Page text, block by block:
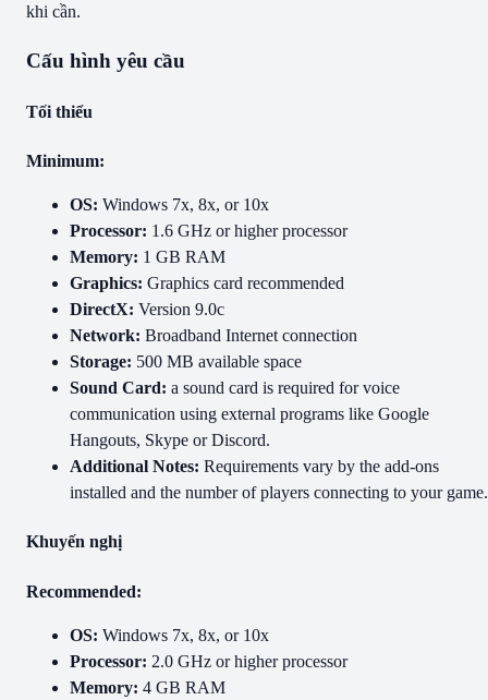
khi cần.
Cấu hình yêu cầu
Tối thiểu
Minimum:
OS: Windows 7x, 8x, or 10x
Processor: 1.6 GHz or higher processor
Memory: 1 GB RAM
Graphics: Graphics card recommended
DirectX: Version 9.0c
Network: Broadband Internet connection
Storage: 500 MB available space
Sound Card: a sound card is required for voice
communication using external programs like Google
Hangouts, Skype or Discord.
Additional Notes: Requirements vary by the add-ons
installed and the number of players connecting to your game.
Khuyến nghị
Recommended:
OS: Windows 7x, 8x, or 10x
Processor: 2.0 GHz or higher processor
Memory: 4 GB RAM